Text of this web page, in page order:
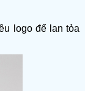
logo để lan tỏa